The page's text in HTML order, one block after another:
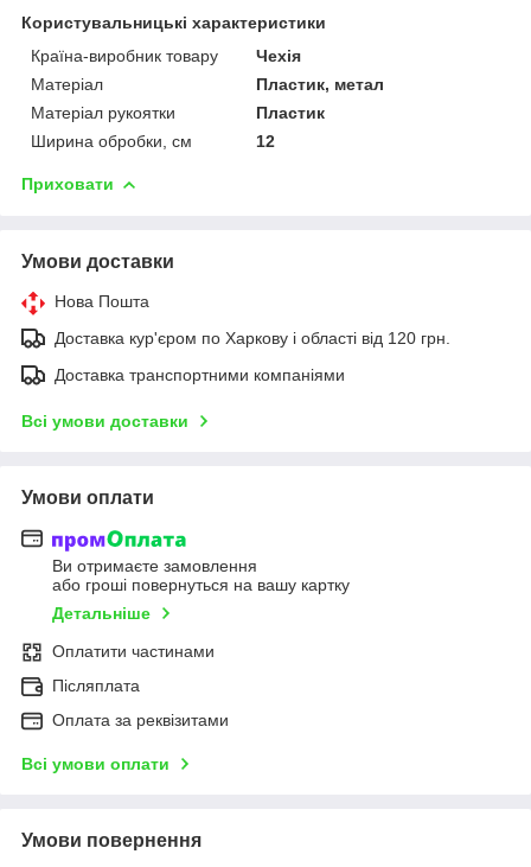
Користувальницькі характеристики
Країна-виробник товару
Чехія
Матеріал
Пластик, метал
Матеріал рукоятки
Пластик
Ширина обробки, см
12
Приховати
Умови доставки
Нова Пошта
Доставка кур'єром по Харкову і області від 120 грн.
Доставка транспортними компаніями
Всі умови доставки
Умови оплати
Ви отримаєте замовлення
або гроші повернуться на вашу картку
Детальніше
Оплатити частинами
Післяплата
Оплата за реквізитами
Всі умови оплати
Умови повернення